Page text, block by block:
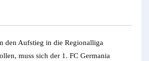
den Aufstieg in die Regionalliga
muss sich der 1. FC Germania